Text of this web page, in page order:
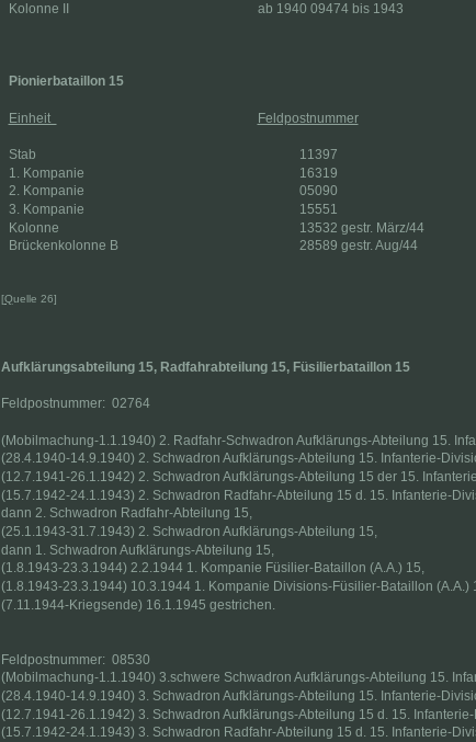
Kolonne II
ab 1940 09474 bis 1943
Pionierbataillon 15
Einheit Feldpostnummer
Stab
11397
1. Kompanie
16319
2. Kompanie
05090
3. Kompanie
15551
Kolonne
13532 gestr. März/44
Brückenkolonne B
28589 gestr. Aug/44
[Quelle 26]
Aufklärungsabteilung 15, Radfahrabteilung 15, Füsilierbataillon 15
Feldpostnummer:  02764
(Mobilmachung-1.1.1940) 2. Radfahr-Schwadron Aufklärungs-Abteilung 15.
(28.4.1940-14.9.1940) 2. Schwadron Aufklärungs-Abteilung 15. Infanterie-
(12.7.1941-26.1.1942) 2. Schwadron Aufklärungs-Abteilung 15 der 15.
(15.7.1942-24.1.1943) 2. Schwadron Radfahr-Abteilung 15 d. 15. Infanterie-
dann 2. Schwadron Radfahr-Abteilung 15,
(25.1.1943-31.7.1943) 2. Schwadron Aufklärungs-Abteilung 15,
dann 1. Schwadron Aufklärungs-Abteilung 15,
(1.8.1943-23.3.1944) 2.2.1944 1. Kompanie Füsilier-Bataillon (A.A.) 15,
(1.8.1943-23.3.1944) 10.3.1944 1. Kompanie Divisions-Füsilier-Bataillon (A.A.)
(7.11.1944-Kriegsende) 16.1.1945 gestrichen.
Feldpostnummer:  08530
(Mobilmachung-1.1.1940) 3.schwere Schwadron Aufklärungs-Abteilung 15.
(28.4.1940-14.9.1940) 3. Schwadron Aufklärungs-Abteilung 15. Infanterie-
(12.7.1941-26.1.1942) 3. Schwadron Aufklärungs-Abteilung 15 d. 15.
(15.7.1942-24.1.1943) 3. Schwadron Radfahr-Abteilung 15 d. 15. Infanterie-